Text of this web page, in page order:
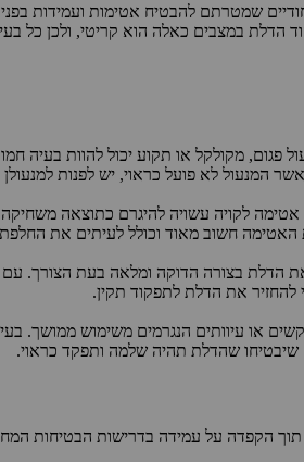
שמטרתם להבטיח אטימות ועמידות בפני
במצבים כאלה הוא קריטי, ולכן כל
פגום, מקולקל או תקוע יכול להוות בעיה
המנעול לא פועל כראוי, יש לפנות
לקויה עשויה להיגרם כתוצאה
האטימה חשוב מאוד וכולל לעיתים את
הדלת בצורה הדוקה ומלאה בעת הצורך.
להחזיר את הדלת לתפקוד תקין.
קשים או עיוותים הנגרמים משימוש
שיבטיחו שהדלת תהיה שלמה ותפקד כראוי.
הקפדה על עמידה בדרישות הבטיחות